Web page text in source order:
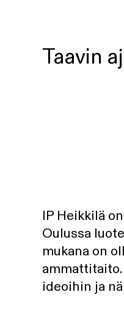
Taavin
IP Heikkilä
Oulussa
mukana on
ideoihin ja